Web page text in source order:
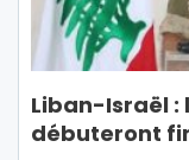
Liban-Israël :
débuteront